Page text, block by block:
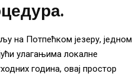
на Потпећком језеру, једном
улагањима локалне
година, овај простор